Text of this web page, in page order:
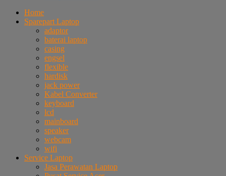
Home
Sparepart Laptop
adaptor
baterai laptop
casing
engsel
flexible
hardisk
jack power
Kabel Converter
keyboard
lcd
mainboard
speaker
webcam
wifi
Service Laptop
Jasa Perawatan Laptop